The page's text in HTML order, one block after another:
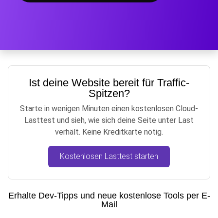
Ist deine Website bereit für Traffic-
Spitzen?
Starte in wenigen Minuten einen kostenlosen Cloud-
Lasttest und sieh, wie sich deine Seite unter Last
verhält. Keine Kreditkarte nötig.
Kostenlosen Lasttest starten
Erhalte Dev-Tipps und neue kostenlose Tools per E-
Mail